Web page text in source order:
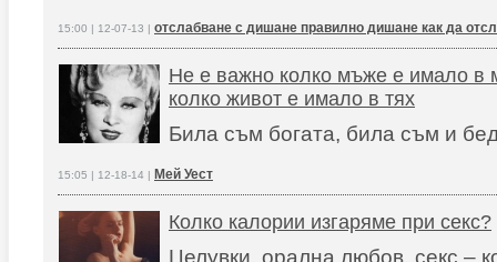
15:00 | 12-07-13 | отслабване с дишане правилно дишане как да
Не e важно колко мъже е имало в
колко живот е имало в тях
Била съм богата, била съм и
15:05 | 12-18-14 | Мей Уест
Колко калории изгаряме при секс?
Целувки, орална любов, секс –